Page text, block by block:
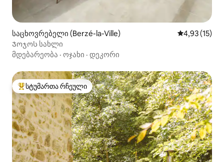
საცხოვრებელი (Berzé-la-Ville) საშუალო
4,93 (15)
Ჯოჯოს სახლი
მდებარეობა · ოჯახი · დეკორი
სტუმართა რჩეული მოწინავე ვარიანტი
სტუმართა რჩეული